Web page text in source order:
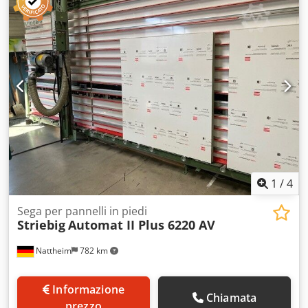
flessibili sistema di misura: scala tilt testa sega: manuale
avanzamento sega: manuale installazione: autoportante
aspirazione: aspirazione esterna bloccaggio barra sega:
manuale Peso ca.: 1500 kg dimensioni: 6300 x 1300 x 2900
mm potenza motore: 5,5 kW Ubicazione magazzino:
Nattheim
1 /4
Nattheim 782 km
Sega per pannelli in piedi
StriebigAutomat II Plus 6220 AV
Chiamata